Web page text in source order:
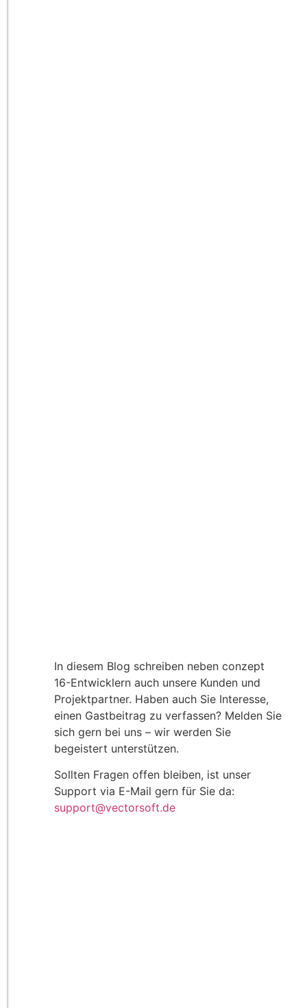
In diesem Blog schreiben neben conzept
16-Entwicklern auch unsere Kunden und
Projektpartner. Haben auch Sie Interesse,
einen Gastbeitrag zu verfassen? Melden Sie
sich gern bei uns – wir werden Sie
begeistert unterstützen.
Sollten Fragen offen bleiben, ist unser
Support via E-Mail gern für Sie da:
support@vectorsoft.de